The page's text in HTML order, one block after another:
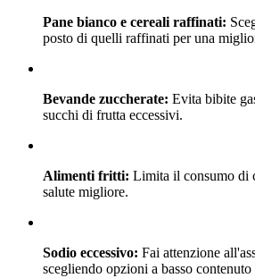
Pane bianco e cereali raffinati:
posto di quelli raffinati per una
Bevande zuccherate: Evita bibite
succhi di frutta eccessivi.
Alimenti fritti: Limita il consumo di
salute migliore.
Sodio eccessivo: Fai attenzione
scegliendo opzioni a basso contenuto